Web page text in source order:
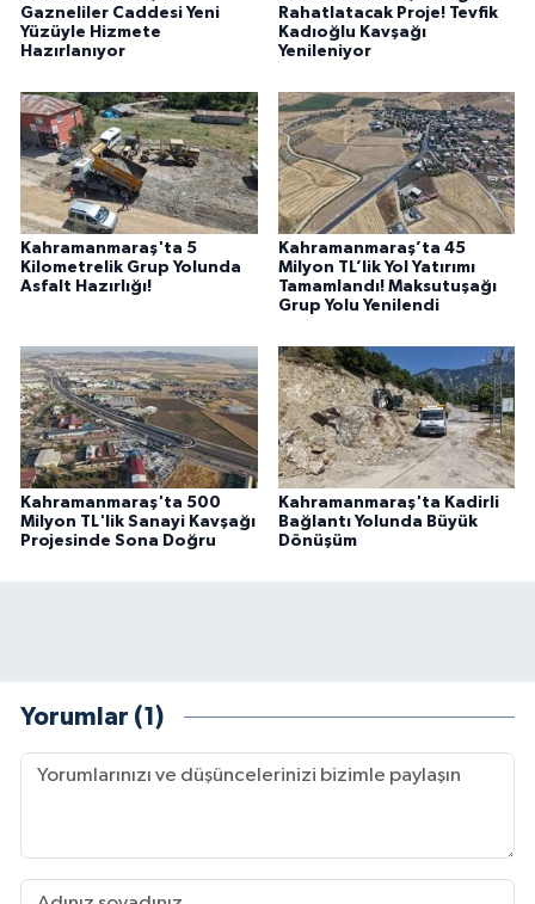
Gazneliler Caddesi Yeni
Yüzüyle Hizmete
Hazırlanıyor
Rahatlatacak Proje! Tevfik
Kadıoğlu Kavşağı
Yenileniyor
Kahramanmaraş'ta 5
Kilometrelik Grup Yolunda
Asfalt Hazırlığı!
Kahramanmaraş’ta 45
Milyon TL’lik Yol Yatırımı
Tamamlandı! Maksutuşağı
Grup Yolu Yenilendi
Kahramanmaraş'ta 500
Milyon TL'lik Sanayi Kavşağı
Projesinde Sona Doğru
Kahramanmaraş'ta Kadirli
Bağlantı Yolunda Büyük
Dönüşüm
Yorumlar (1)